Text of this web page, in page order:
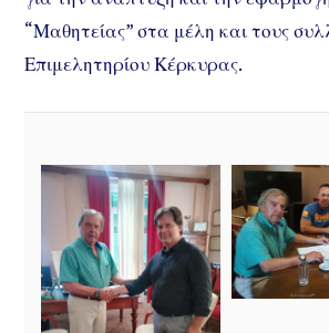
“Μαθητείας” στα μέλη και τους
Επιμελητηρίου Κέρκυρας.